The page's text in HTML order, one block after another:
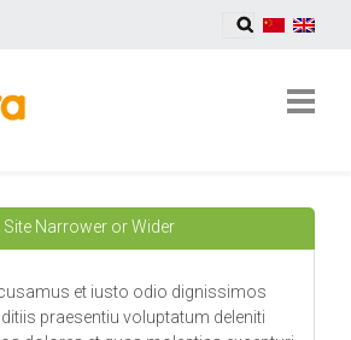
Narrower or Wider
et iusto odio dignissimos
praesentiu voluptatum deleniti